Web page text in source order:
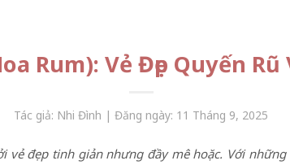
Rum): Vẻ Đẹp Quyến
Tác giả: Nhi Đình | Đăng ngày: 11 Tháng 9, 2025
đẹp tinh giản nhưng đầy mê hoặc. Với